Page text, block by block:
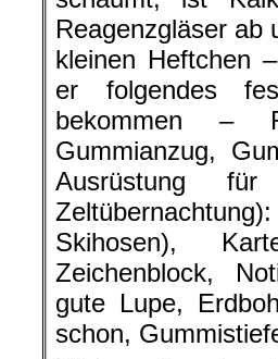
Reagenzgläser ab
kleinen Heftchen
er folgendes
bekommen –
Gummianzug,
Ausrüstung
Skihosen),
Zeichenblock,
gute Lupe,
schon,